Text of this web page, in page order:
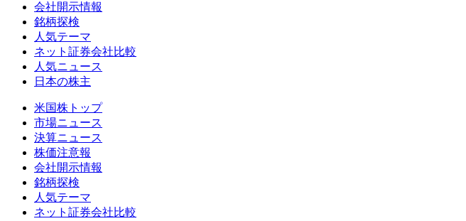
会社開示情報
銘柄探検
人気テーマ
ネット証券会社比較
人気ニュース
日本の株主
米国株トップ
市場ニュース
決算ニュース
株価注意報
会社開示情報
銘柄探検
人気テーマ
ネット証券会社比較